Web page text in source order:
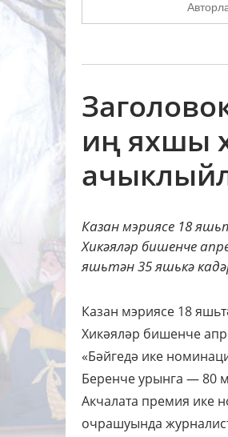
иң яхшы
Казан мэриясе 18
Хикәяләр бишенче
яшьтән 35 яшькә
Казан мэриясе 18
Хикәяләр бишенче
«Бәйгедә ике
Беренче урынга — 80
Акчалата премия ике
очрашуында